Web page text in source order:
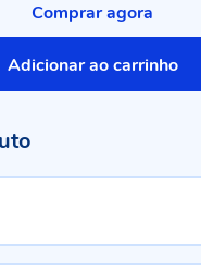
Adicionar ao carrinho
Comprar agora